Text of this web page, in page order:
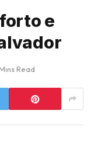
e
Read